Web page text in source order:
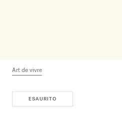
Art de vivre
ESAURITO